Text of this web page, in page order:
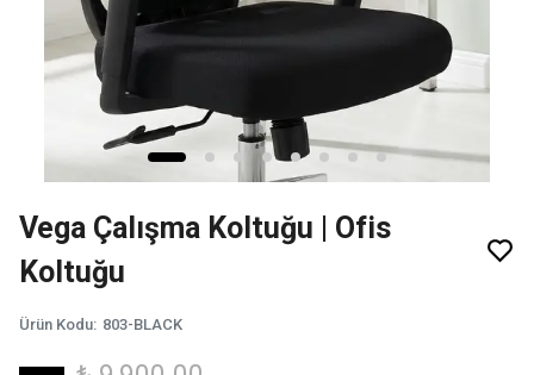
Vega Çalışma Koltuğu | Ofis
Koltuğu
Ürün Kodu: 803-BLACK